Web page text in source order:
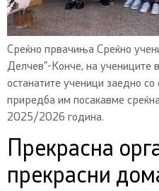
Среќно првачиња Среќно
Делчев”-Конче, на учениците
останатите ученици заедно
приредба им посакавме
2025/2026 година.
Прекрасна
прекрасни